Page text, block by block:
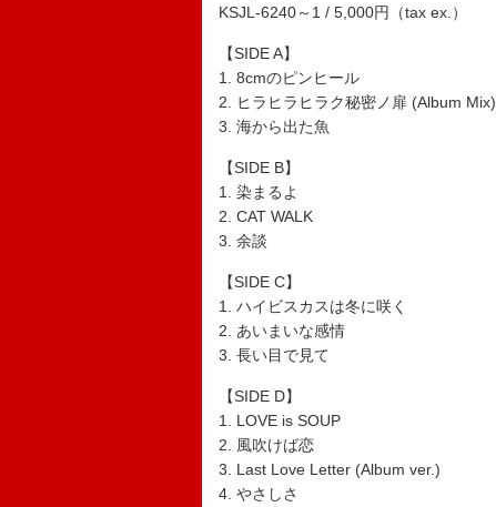
KSJL-6240～1 / 5,000円（tax ex.）
【SIDE A】
1. 8cmのピンヒール
2. ヒラヒラヒラク秘密ノ扉 (Album Mix)
3. 海から出た魚
【SIDE B】
1. 染まるよ
2. CAT WALK
3. 余談
【SIDE C】
1. ハイビスカスは冬に咲く
2. あいまいな感情
3. 長い目で見て
【SIDE D】
1. LOVE is SOUP
2. 風吹けば恋
3. Last Love Letter (Album ver.)
4. やさしさ